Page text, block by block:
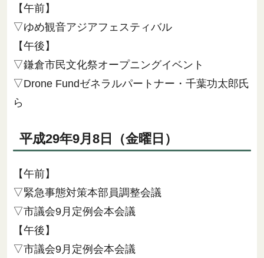
【午前】
▽ゆめ観音アジアフェスティバル
【午後】
▽鎌倉市民文化祭オープニングイベント
▽Drone Fundゼネラルパートナー・千葉功太郎氏
ら
平成29年9月8日（金曜日）
【午前】
▽緊急事態対策本部員調整会議
▽市議会9月定例会本会議
【午後】
▽市議会9月定例会本会議